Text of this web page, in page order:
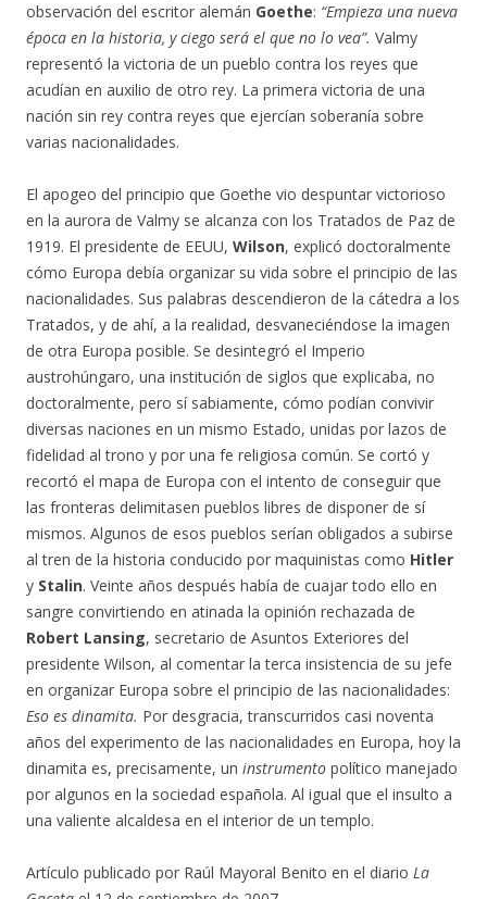
observación del escritor alemán Goethe: “Empieza una nueva
época en la historia, y ciego será el que no lo vea”. Valmy
representó la victoria de un pueblo contra los reyes que
acudían en auxilio de otro rey. La primera victoria de una
nación sin rey contra reyes que ejercían soberanía sobre
varias nacionalidades.
El apogeo del principio que Goethe vio despuntar victorioso
en la aurora de Valmy se alcanza con los Tratados de Paz de
1919. El presidente de EEUU, Wilson, explicó doctoralmente
cómo Europa debía organizar su vida sobre el principio de las
nacionalidades. Sus palabras descendieron de la cátedra a los
Tratados, y de ahí, a la realidad, desvaneciéndose la imagen
de otra Europa posible. Se desintegró el Imperio
austrohúngaro, una institución de siglos que explicaba, no
doctoralmente, pero sí sabiamente, cómo podían convivir
diversas naciones en un mismo Estado, unidas por lazos de
fidelidad al trono y por una fe religiosa común. Se cortó y
recortó el mapa de Europa con el intento de conseguir que
las fronteras delimitasen pueblos libres de disponer de sí
mismos. Algunos de esos pueblos serían obligados a subirse
al tren de la historia conducido por maquinistas como Hitler
y Stalin. Veinte años después había de cuajar todo ello en
sangre convirtiendo en atinada la opinión rechazada de
Robert Lansing, secretario de Asuntos Exteriores del
presidente Wilson, al comentar la terca insistencia de su jefe
en organizar Europa sobre el principio de las nacionalidades:
Eso es dinamita. Por desgracia, transcurridos casi noventa
años del experimento de las nacionalidades en Europa, hoy la
dinamita es, precisamente, un instrumento político manejado
por algunos en la sociedad española. Al igual que el insulto a
una valiente alcaldesa en el interior de un templo.
Artículo publicado por Raúl Mayoral Benito en el diario La